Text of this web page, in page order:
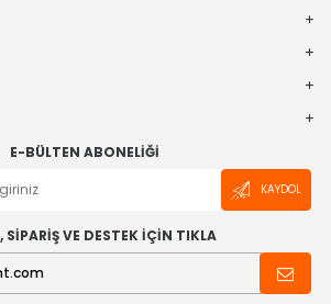
E-BÜLTEN ABONELIĞI
KAYDOL
SİPARİŞ VE DESTEK İÇİN TIKLA